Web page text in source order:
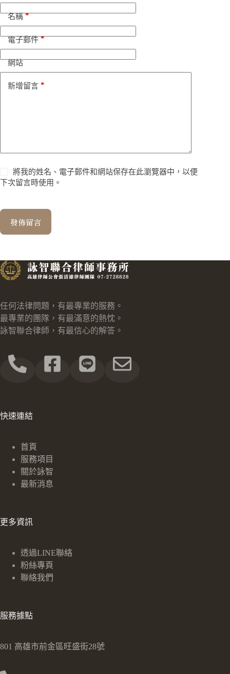
名稱*
電子郵件*
網站
新增留言 *
將我的姓名、電子郵件和網站保存在此瀏覽器中，以便
下次留言時使用。
發佈留言
任何法律問題，有最專業的服務。
最專業的團隊，有最滿意的熱忱。
詠智聯合律師，有最信心的解答。
快速連結
首頁
服務項目
關於詠智
最新消息
更多資訊
透過LINE聯絡
粉絲專頁
聯絡我們
服務據點
801 高雄市前金區旺盛街28號